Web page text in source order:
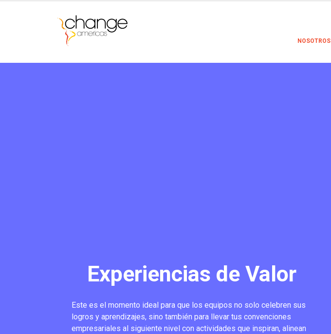
NOSOTROS
Experiencias de Valor
Este es el momento ideal para que los equipos no solo celebren sus
logros y aprendizajes, sino también para llevar tus convenciones
empresariales al siguiente nivel con actividades que inspiran, alinean